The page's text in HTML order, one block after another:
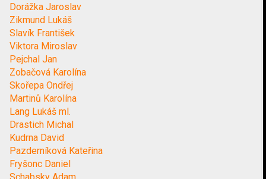
Dorážka Jaroslav
Zikmund Lukáš
Slavík František
Viktora Miroslav
Pejchal Jan
Zobačová Karolína
Skořepa Ondřej
Martinů Karolína
Lang Lukáš ml.
Drastich Michal
Kudrna David
Pazderníková Kateřina
Fryšonc Daniel